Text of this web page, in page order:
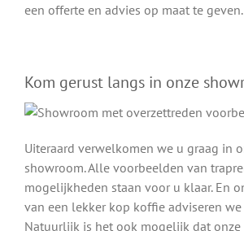
een offerte en advies op maat te geven.
Kom gerust langs in onze
Uiteraard verwelkomen we u graag in
showroom. Alle voorbeelden van
mogelijkheden staan voor u klaar. En
van een lekker kop koffie adviseren we
Natuurlijk is het ook mogelijk dat onze